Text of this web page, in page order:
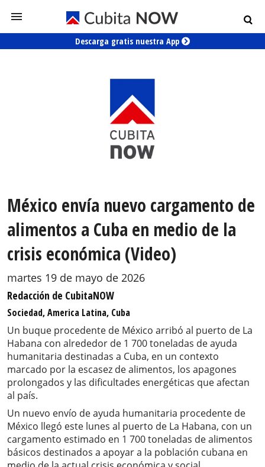
Descarga gratis nuestra App
México envía nuevo cargamento de
alimentos a Cuba en medio de la
crisis económica (Video)
martes 19 de mayo de 2026
Redacción de CubitaNOW
Sociedad, America Latina, Cuba
Un buque procedente de México arribó al puerto de La
Habana con alrededor de 1 700 toneladas de ayuda
humanitaria destinadas a Cuba, en un contexto
marcado por la escasez de alimentos, los apagones
prolongados y las dificultades energéticas que afectan
al país.
Un nuevo envío de ayuda humanitaria procedente de
México llegó este lunes al puerto de La Habana, con un
cargamento estimado en 1 700 toneladas de alimentos
básicos destinados a apoyar a la población cubana en